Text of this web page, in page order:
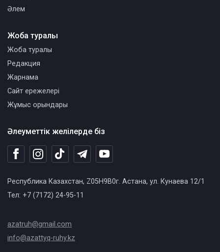
Әлеуметтік желілерде біз
Республика Казахстан, Z05H9B0г. Астана, ул. Кунаева 12/1
Тел: +7 (7172) 24-95-11
azatruh@gmail.com
info@azattyq-ruhy.kz
Әлем
Жоба туралы
Жоба туралы
Редакция
Жарнама
Сайт ережелері
Жұмыс орындары